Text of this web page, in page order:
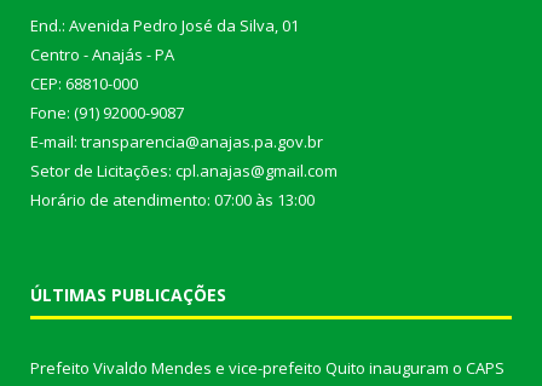
End.: Avenida Pedro José da Silva, 01
Centro - Anajás - PA
CEP: 68810-000
Fone: (91) 92000-9087
E-mail: transparencia@anajas.pa.gov.br
Setor de Licitações: cpl.anajas@gmail.com
Horário de atendimento: 07:00 às 13:00
ÚLTIMAS PUBLICAÇÕES
Prefeito Vivaldo Mendes e vice-prefeito Quito inauguram o CAPS